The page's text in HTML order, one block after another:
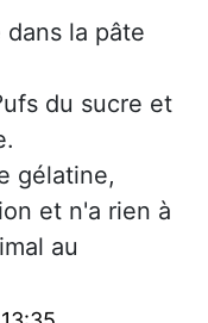
la pâte
du sucre et
gélatine,
et n'a rien à
au